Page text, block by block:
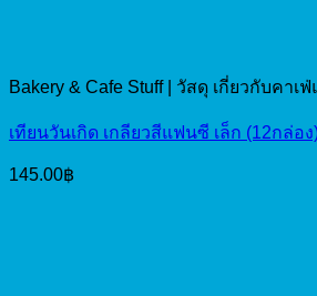
Bakery & Cafe Stuff | วัสดุ เกี่ยวกับคาเฟ่
เทียนวันเกิด เกลียวสีแฟนซี เล็ก (12กล่อง
145.00฿